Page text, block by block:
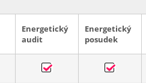
Energetický
audit
Energetický
posudek